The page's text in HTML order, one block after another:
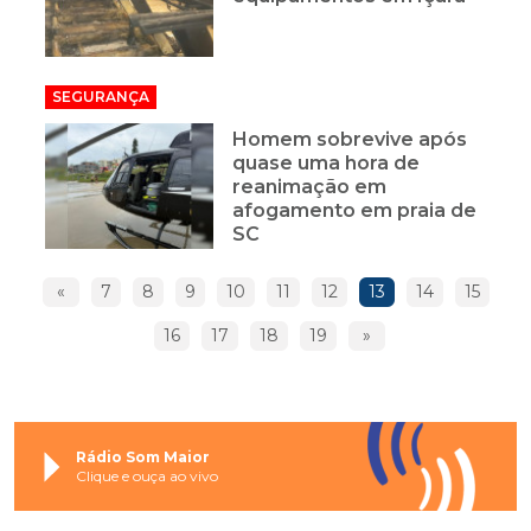
SEGURANÇA
Homem sobrevive após
quase uma hora de
reanimação em
afogamento em praia de
SC
« 7 8 9 10 11 12 13 14 15
16 17 18 19 »
Rádio Som Maior
Clique e ouça ao vivo